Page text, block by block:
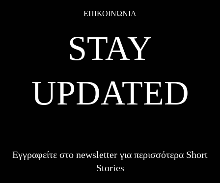
ΕΠΙΚΟΙΝΩΝΙΑ
STAY
UPDATED
Εγγραφείτε στο newsletter για περισσότερα Short
Stories